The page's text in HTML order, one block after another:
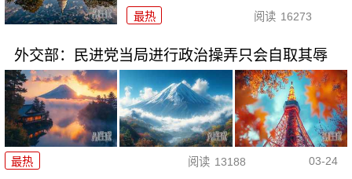
最热 阅读 16273
外交部：民进党当局进行政治操弄只会自取其辱
最热 阅读 13188 03-24